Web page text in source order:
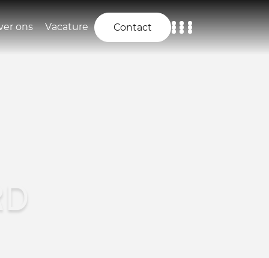
ons Vacature Contact